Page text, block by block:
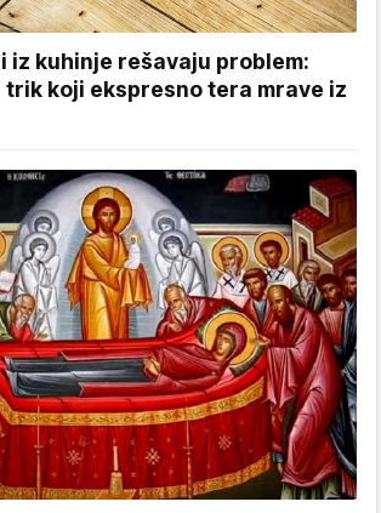
iz kuhinje rešavaju problem:
koji ekspresno tera mrave iz